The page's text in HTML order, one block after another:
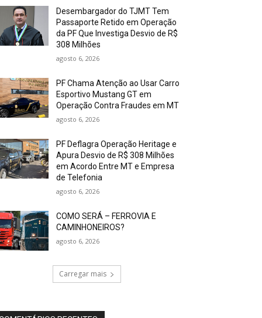
Desembargador do TJMT Tem
Passaporte Retido em Operação
da PF Que Investiga Desvio de R$
308 Milhões
agosto 6, 2026
PF Chama Atenção ao Usar Carro
Esportivo Mustang GT em
Operação Contra Fraudes em MT
agosto 6, 2026
PF Deflagra Operação Heritage e
Apura Desvio de R$ 308 Milhões
em Acordo Entre MT e Empresa
de Telefonia
agosto 6, 2026
COMO SERÁ – FERROVIA E
CAMINHONEIROS?
agosto 6, 2026
Carregar mais